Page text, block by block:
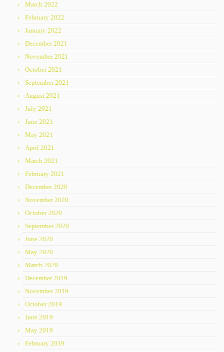
March 2022
February 2022
January 2022
December 2021
November 2021
October 2021
September 2021
August 2021
July 2021
June 2021
May 2021
April 2021
March 2021
February 2021
December 2020
November 2020
October 2020
September 2020
June 2020
May 2020
March 2020
December 2019
November 2019
October 2019
June 2019
May 2019
February 2019